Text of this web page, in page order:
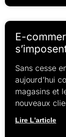
E-
Sans cesse
aujourd’hui
magasins et
nouveaux
Lire L'article